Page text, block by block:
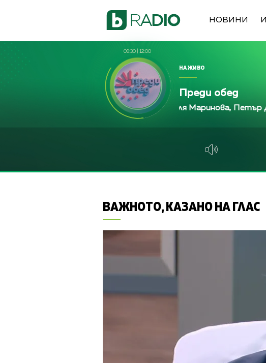
НОВИНИ
09:30 12:00
НА ЖИВО
Преди обед
Йорданова, Зейнеб Маджурова, Оля Маринова, Петър Дочев
Йорданова, Зейнеб Маджурова, Оля Маринова, Петър Дочев
ВАЖНОТО, КАЗАНО НА ГЛАС